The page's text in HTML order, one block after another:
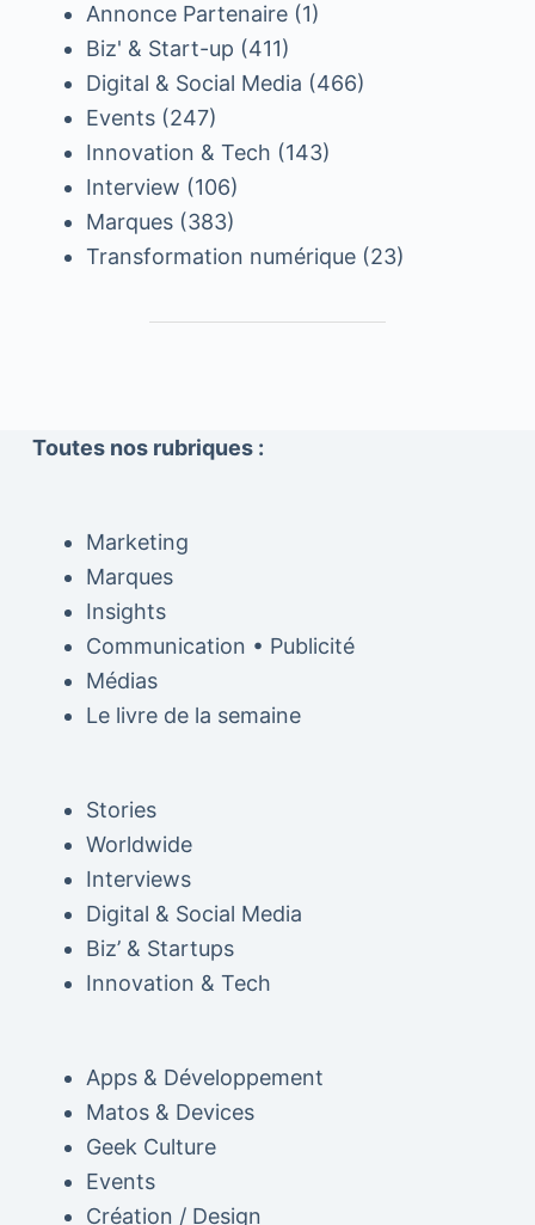
Annonce Partenaire(1)
Biz' & Start-up (411)
Digital & Social Media (466)
Events(247)
Innovation & Tech (143)
Interview (106)
Marques(383)
Transformation numérique(23)
Toutes nos rubriques :
Marketing
Marques
Insights
Communication • Publicité
Médias
Le livre de la semaine
Stories
Worldwide
Interviews
Digital & Social Media
Biz’ & Startups
Innovation & Tech
Apps & Développement
Matos & Devices
Geek Culture
Events
Création / Design